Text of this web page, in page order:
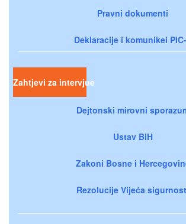
Pravni dokumenti
Deklaracije i komunikei
Zahtjevi za intervjue
Dejtonski mirovni
Ustav BiH
Zakoni Bosne i
Rezolucije Vijeća